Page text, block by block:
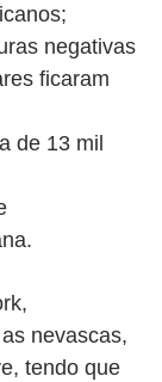
negativas
ficaram
de 13 mil
nevascas,
tendo que